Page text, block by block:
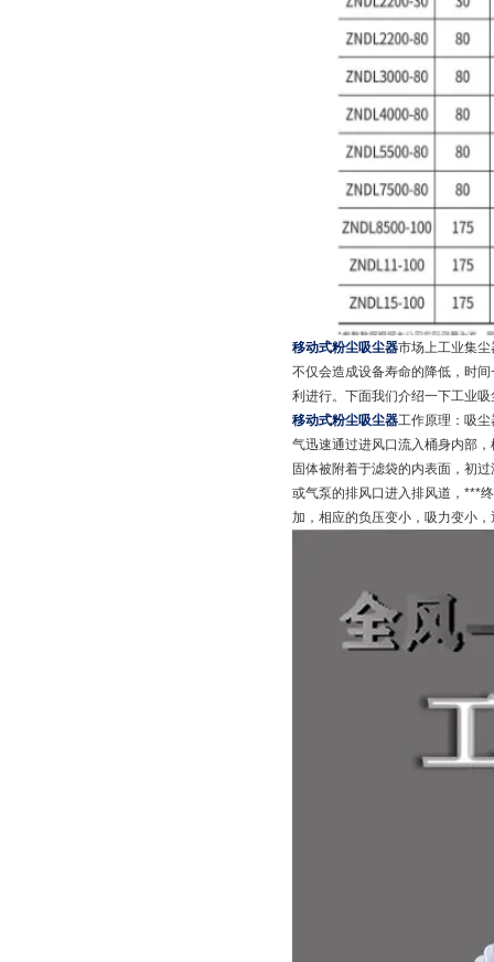
移动式粉尘吸尘器市场上工业集
不仅会造成设备寿命的降低，时
利进行。下面我们介绍一下工业
移动式粉尘吸尘器工作原理：吸
气迅速通过进风口流入桶身内部
固体被附着于滤袋的内表面，初
或气泵的排风口进入排风道，***
加，相应的负压变小，吸力变小